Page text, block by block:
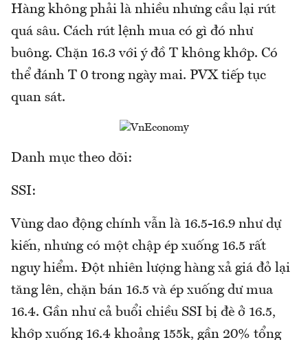
Hàng không phải là nhiều nhưng cầu lại rút
quá sâu. Cách rút lệnh mua có gì đó như
buông. Chặn 16.3 với ý đồ T không khớp. Có
thể đánh T 0 trong ngày mai. PVX tiếp tục
quan sát.
Danh mục theo dõi:
SSI:
Vùng dao động chính vẫn là 16.5-16.9 như dự
kiến, nhưng có một chập ép xuống 16.5 rất
nguy hiểm. Đột nhiên lượng hàng xả giá đỏ lại
tăng lên, chặn bán 16.5 và ép xuống dư mua
16.4. Gần như cả buổi chiều SSI bị đè ở 16.5,
khớp xuống 16.4 khoảng 155k, gần 20% tổng